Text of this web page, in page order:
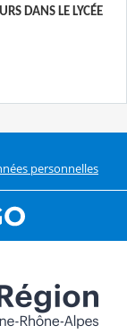
DANS LE LYCÉE
personnelles